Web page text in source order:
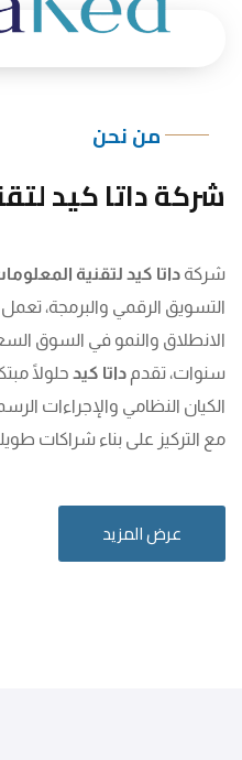
من نحن
شركة داتا كيد
شركة داتا كيد لتقنية
التسويق الرقمي والبرمجة،
سنوات، تقدم داتا كيد حلولًا
الكيان النظامي والإجراءات
مع التركيز على بناء شراكات
عرض المزيد